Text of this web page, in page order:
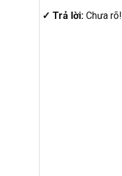
✓ Trả lời: Chưa rõ!